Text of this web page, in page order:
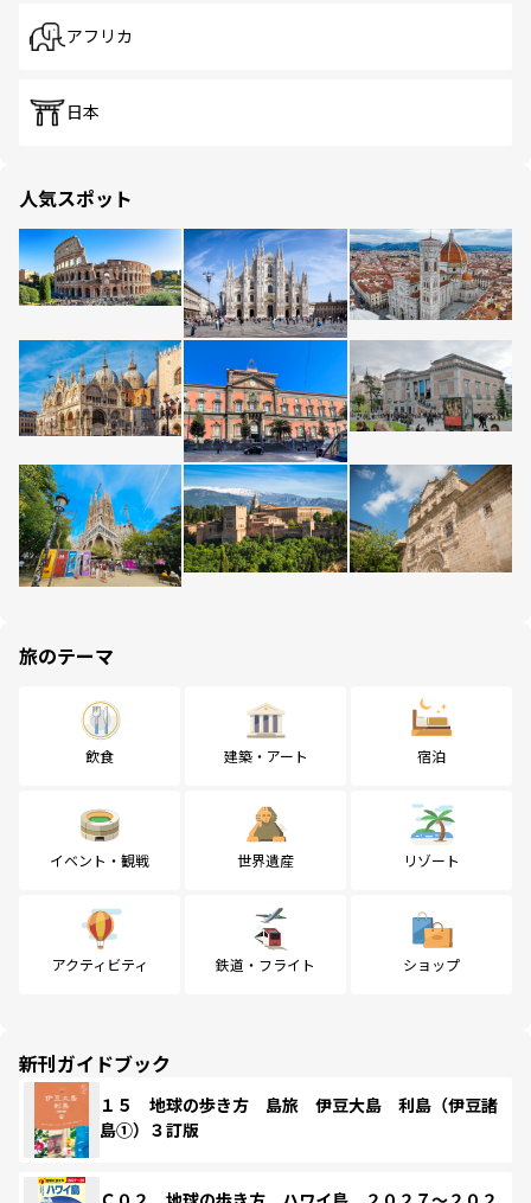
アフリカ
日本
人気スポット
旅のテーマ
飲食 建築・アート 宿泊
イベント・観戦 世界遺産 リゾート
アクティビティ 鉄道・フライト ショップ
新刊ガイドブック
１５ 地球の歩き方 島旅 伊豆大島 利島（伊豆諸
島①）３訂版